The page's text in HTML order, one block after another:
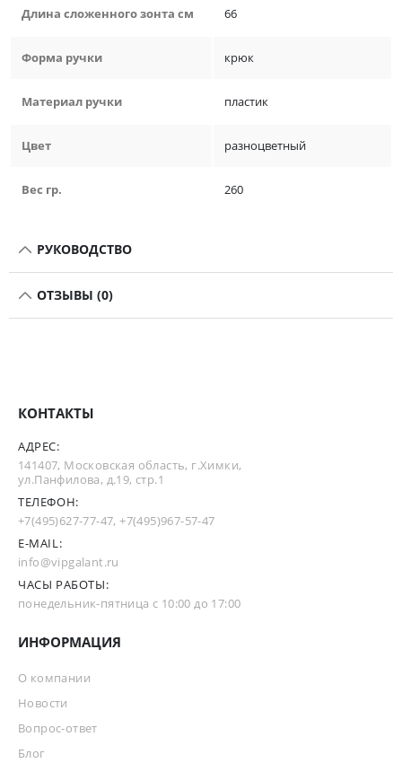
Длина сложенного зонта см 66
Форма ручки крюк
Материал ручки пластик
Цвет разноцветный
Вес гр. 260
РУКОВОДСТВО
ОТЗЫВЫ (0)
КОНТАКТЫ
АДРЕС:
141407, Московская область, г.Химки,
ул.Панфилова, д.19, стр.1
ТЕЛЕФОН:
+7(495)627-77-47,+7(495)967-57-47
E-MAIL:
info@vipgalant.ru
ЧАСЫ РАБОТЫ:
понедельник-пятница с 10:00 до 17:00
ИНФОРМАЦИЯ
О компании
Новости
Вопрос-ответ
Блог